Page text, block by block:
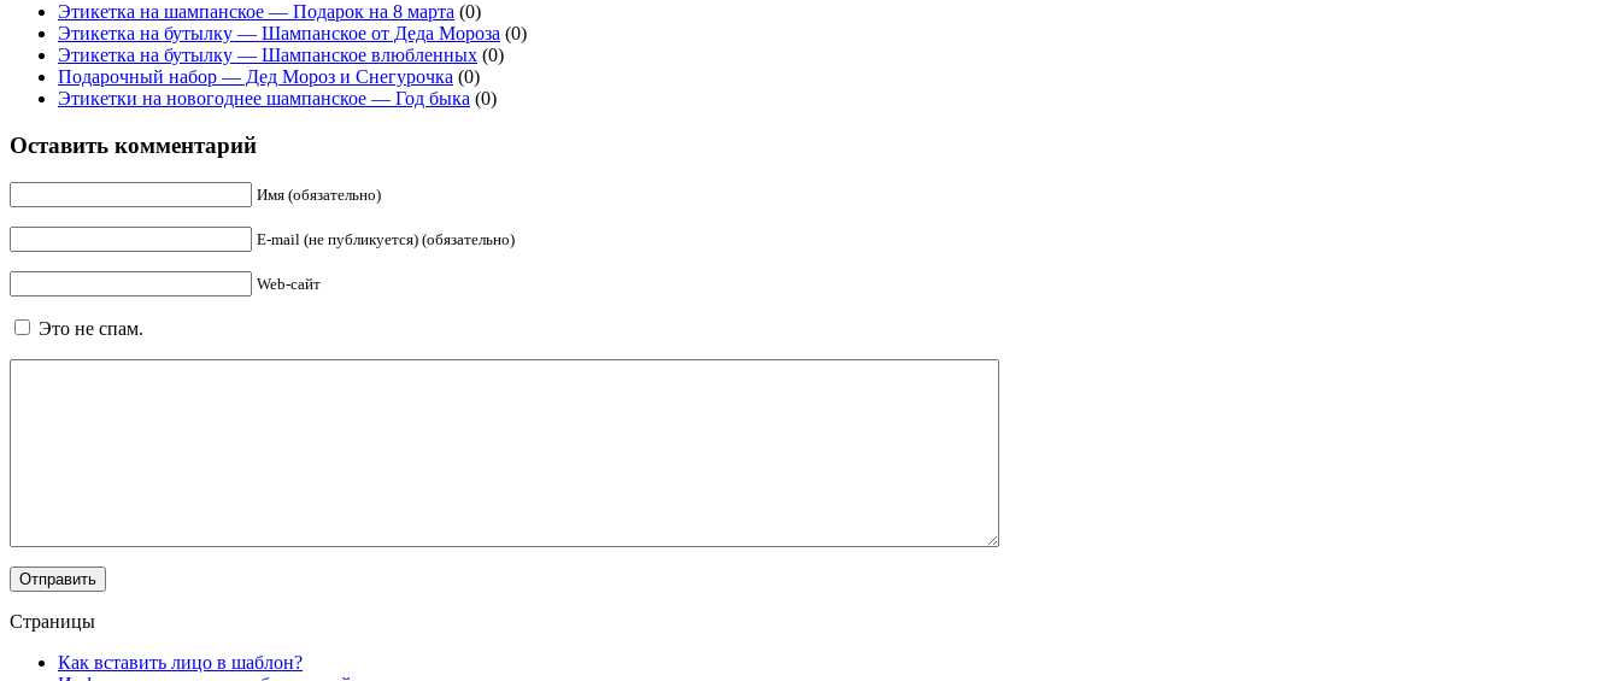
Этикетка на шампанское — Подарок на 8 марта (0)
Этикетка на бутылку — Шампанское от Деда Мороза (0)
Этикетка на бутылку — Шампанское влюбленных (0)
Подарочный набор — Дед Мороз и Снегурочка (0)
Этикетки на новогоднее шампанское — Год быка (0)
Оставить комментарий
Имя (обязательно)
E-mail (не публикуется) (обязательно)
Web-сайт
Это не спам.
Страницы
Как вставить лицо в шаблон?